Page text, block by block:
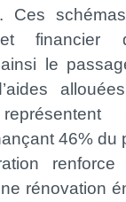
Ces
financier
le
représentent
46% du
renforce
rénovation